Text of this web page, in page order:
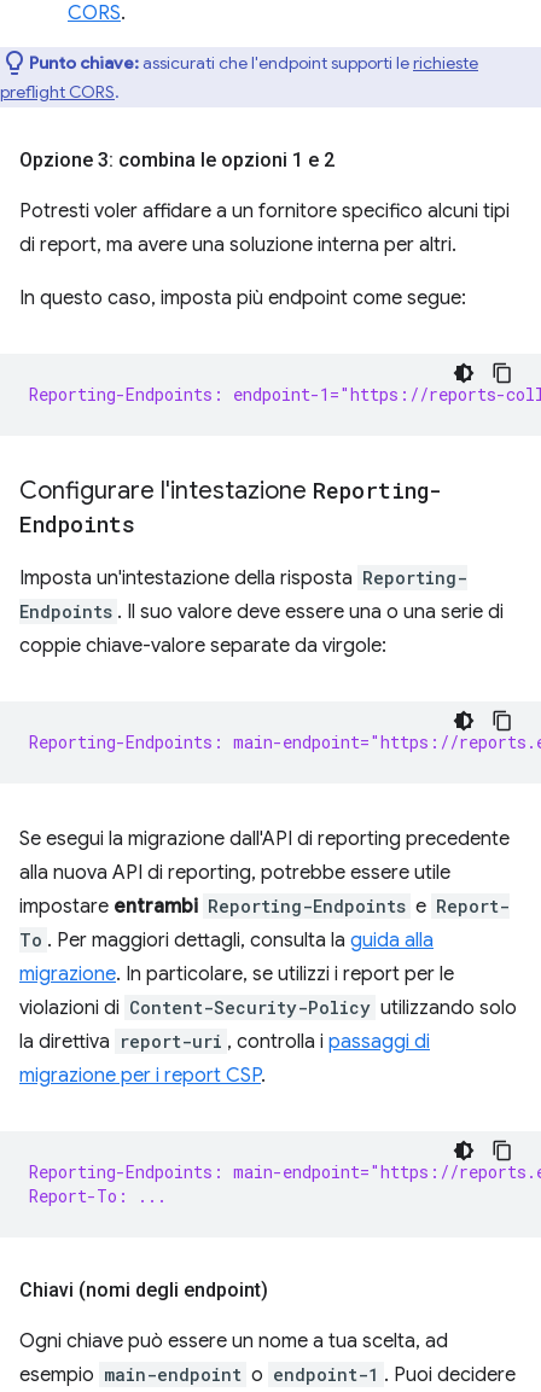
CORS.
Punto chiave:assicurati che l'endpoint supporti lerichieste
preflight CORS.
Opzione 3: combina le opzioni 1 e 2
Potresti voler affidare a un fornitore specifico alcuni tipi
di report, ma avere una soluzione interna per altri.
In questo caso, imposta più endpoint come segue:
Reporting-Endpoints: endpoint-1="https://reports-
Configurare l'intestazione Reporting-
Endpoints
Imposta un'intestazione della risposta Reporting-
Endpoints . Il suo valore deve essere una o una serie di
coppie chiave-valore separate da virgole:
Reporting-Endpoints: main-endpoint="https://
Se esegui la migrazione dall'API di reporting precedente
alla nuova API di reporting, potrebbe essere utile
impostare entrambi Reporting-Endpoints e Report-
To . Per maggiori dettagli, consulta la guida alla
migrazione. In particolare, se utilizzi i report per le
violazioni di Content-Security-Policy utilizzando solo
la direttiva report-uri , controlla i passaggi di
migrazione per i report CSP.
Reporting-Endpoints: main-endpoint="https://
Report-To: ...
Chiavi (nomi degli endpoint)
Ogni chiave può essere un nome a tua scelta, ad
esempio main-endpoint o endpoint-1 . Puoi decidere